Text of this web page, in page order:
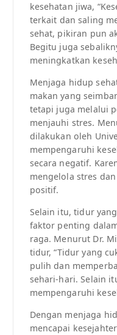
kesehatan jiwa,
terkait dan saling
sehat, pikiran pun
Begitu juga
meningkatkan
Menjaga hidup
makan yang
tetapi juga melalui
menjauhi stres.
dilakukan oleh
mempengaruhi
secara negatif.
mengelola stres
positif.
Selain itu, tidur
faktor penting
raga. Menurut Dr.
tidur, “Tidur yang
pulih dan
sehari-hari. Selain
mempengaruhi
Dengan menjaga
mencapai